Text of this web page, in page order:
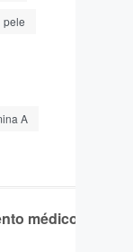
pele
A
médico